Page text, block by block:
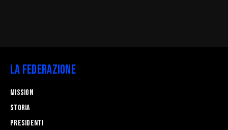
La Federazione
Mission
STORIA
Presidenti